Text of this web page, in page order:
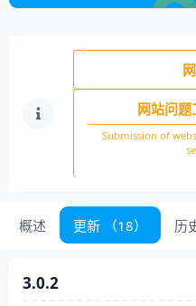
网站问
Submission of
概述 更新 （18） 历
3.0.2